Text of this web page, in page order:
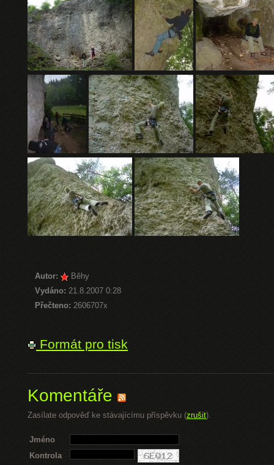
Autor:
Běhy
Vydáno: 21.8.2007 0:28
Přečteno: 2606707x
Formát pro tisk
Komentáře
Zasílate odpověď ke stávajícímu příspěvku (zrušit).
Jméno
Kontrola